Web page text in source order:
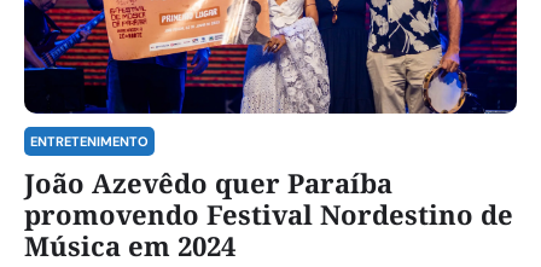
ENTRETENIMENTO
João Azevêdo quer Paraíba
promovendo Festival Nordestino de
Música em 2024